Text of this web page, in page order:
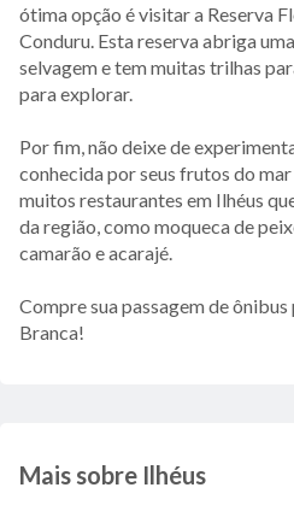
ótima opção é visitar a Reserva
Conduru. Esta reserva abriga
selvagem e tem muitas trilhas
para explorar.
Por fim, não deixe de
conhecida por seus frutos do
muitos restaurantes em Ilhéus
da região, como moqueca de
camarão e acarajé.
Compre sua passagem de
Branca!
Mais sobre Ilhéus